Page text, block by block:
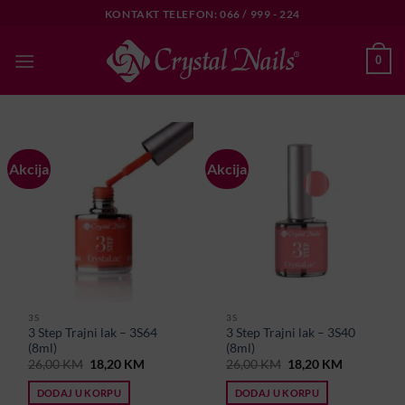
content
KONTAKT TELEFON: 066 / 999 - 224
0
Akcija
3S
3 Step Trajni lak – 3S64
(8ml)
26,00KM Original
price
was:
26,00 KM.
18,20 KM
DODAJ U KORPU
Akcija
3S
3 Step Trajni lak – 3S40
(8ml)
26,00KM Original
price
was:
26,00 KM.
18,20 KM
DODAJ U KORPU